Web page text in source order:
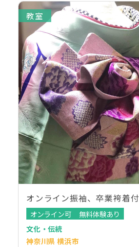
教室
オンライン振袖、卒業袴着付
オンライン可
無料体験あり
文化・伝統
神奈川県 横浜市